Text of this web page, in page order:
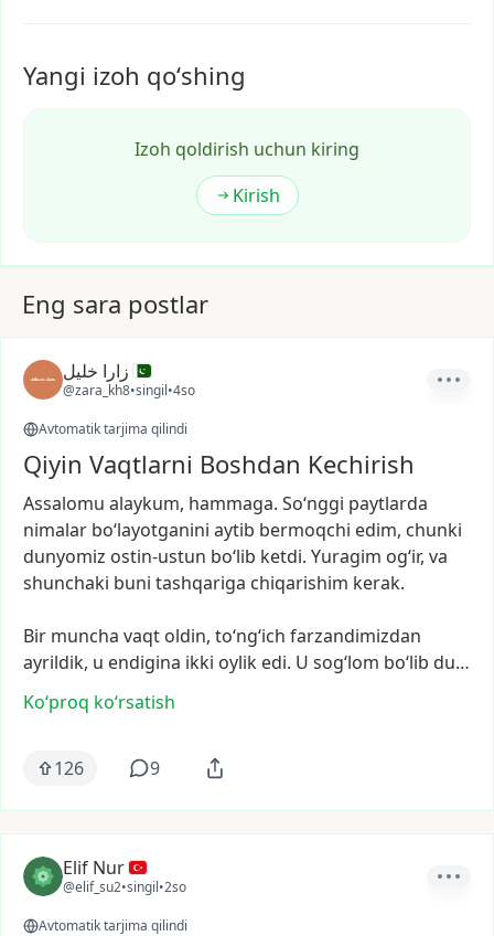
Yangi izoh qoʻshing
Izoh qoldirish uchun kiring
Kirish
Eng sara postlar
زارا خلیل
@zara_kh8•singil•4so
Avtomatik tarjima qilindi
Qiyin Vaqtlarni Boshdan Kechirish
Assalomu alaykum, hammaga. So‘nggi paytlarda
nimalar bo‘layotganini aytib bermoqchi edim, chunki
dunyomiz ostin-ustun bo‘lib ketdi. Yuragim og‘ir, va
shunchaki buni tashqariga chiqarishim kerak.
Bir muncha vaqt oldin, to‘ng‘ich farzandimizdan
ayrildik, u endigina ikki oylik edi. U sog‘lom bo‘lib du…
Ko‘proq koʻrsatish
126 9
Elif Nur
@elif_su2•singil•2so
Avtomatik tarjima qilindi